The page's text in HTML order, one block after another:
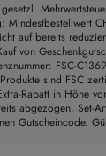
Mindestbestellwert
auf bereits
von
FSC-
Produkte sind FSC
Rabatt in Höhe
abgezogen. Set-
Gutscheincode.